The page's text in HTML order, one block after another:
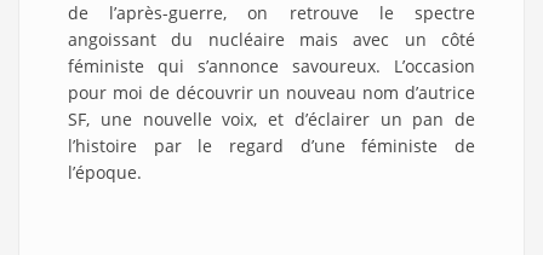
de l’après-guerre, on retrouve le spectre
angoissant du nucléaire mais avec un côté
féministe qui s’annonce savoureux. L’occasion
pour moi de découvrir un nouveau nom d’autrice
SF, une nouvelle voix, et d’éclairer un pan de
l’histoire par le regard d’une féministe de
l’époque.